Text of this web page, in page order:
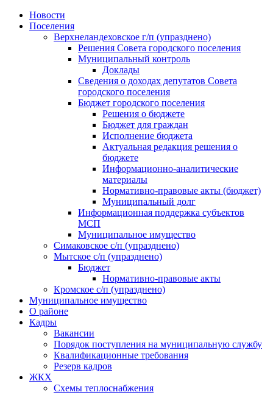
Skip
Новости
Поселения
Верхнеландеховское г/п (упразднено)
Решения Совета городского поселения
Муниципальный контроль
Доклады
Сведения о доходах депутатов Совета
городского поселения
Бюджет городского поселения
Решения о бюджете
Бюджет для граждан
Исполнение бюджета
Актуальная редакция решения о
бюджете
Информационно-аналитические
материалы
Нормативно-правовые акты (бюджет)
Муниципальный долг
Информационная поддержка субъектов
МСП
Муниципальное имущество
Симаковское с/п (упразднено)
Мытское с/п (упразднено)
Бюджет
Нормативно-правовые акты
Кромское с/п (упразднено)
Муниципальное имущество
О районе
Кадры
Вакансии
Порядок поступления на муниципальную службу
Квалификационные требования
Резерв кадров
ЖКХ
Схемы теплоснабжения